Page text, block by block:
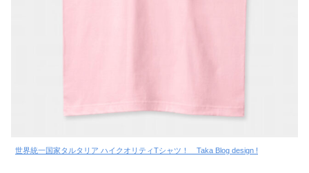
世界統一国家タルタリア ハイクオリティTシャツ！ Taka Blog design !